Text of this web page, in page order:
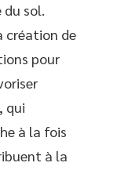
sol.
création de
pour
qui
à la fois
à la